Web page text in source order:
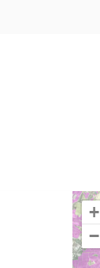
+
−